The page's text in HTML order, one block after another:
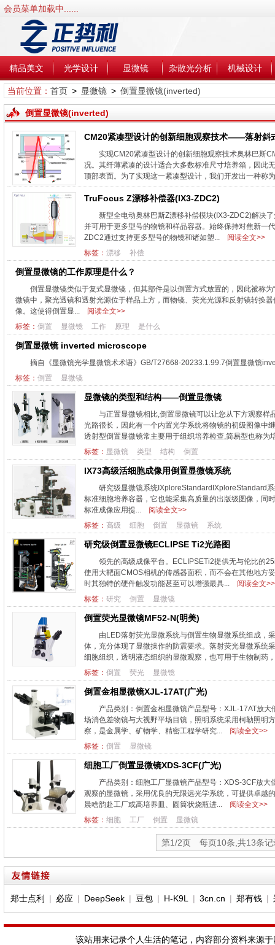
会员菜单加载中......
精品美文 光学设计 显微镜 杂散光分析 机械设计
当前位置： 首页> 显微镜> 倒置显微镜(inverted)
倒置显微镜(inverted)
CM20紧凑型设计的创新细胞观察技术——落射斜
实现CM20紧凑型设计的创新细胞观察技术奥林巴斯
况。其纤薄紧凑的设计适合大多数标准尺寸培养箱，因此
顶部表面。为了实现这一紧凑型设计，我们开发出一种称
TruFocus Z漂移补偿器(IX3-ZDC2)
新型全电动奥林巴斯Z漂移补偿模块(IX3-ZDC2)解决
并可用于更多型号的物镜和样品容器。始终保持对焦新一
ZDC2通过支持更多型号的物镜和诸如塑...
阅读全文>>
标签： 漂移 补偿
倒置显微镜的工作原理是什么？
倒置显微镜类似于复式显微镜，但其部件是以倒置方式放置的，因此被称
微镜中，聚光透镜和透射光源位于样品上方，而物镜、荧光光源和反射镜转换
像。这使得倒置显...
阅读全文>>
标签： 倒置 显微镜 工作 原理 是什么
倒置显微镜 inverted microscope
摘自《显微镜光学显微镜术术语》GB/T27668-20233.1.99.7倒置显微镜
标签： 倒置 显微镜
显微镜的类型和结构——倒置显微镜
与正置显微镜相比,倒置显微镜可以让您从下方观察
光路很长，因此有一个内置光学系统将物镜的初级图像中
透射型倒置显微镜常主要用于组织培养检查,简易型也称为
标签： 显微镜 类型 结构 倒置
IX73高级活细胞成像用倒置显微镜系统
研究级显微镜系统IXploreStandardIXploreStandard
标准细胞培养容器，它也能采集高质量的出版级图像，同
标准成像应用提...
阅读全文>>
标签： 高级 细胞 倒置 显微镜 系统
研究级倒置显微镜ECLIPSE Ti2光路图
领先的高级成像平台。ECLIPSETi2提供无与伦比的
使用大靶面CMOS相机的传感器面积，而不会在其他地方
时其独特的硬件触发功能甚至可以增强最具...
阅读全文>>
标签： 研究 倒置 显微镜
倒置荧光显微镜MF52-N(明美)
由LED落射荧光显微系统与倒置生物显微系统组成，
体，充分体现了显微操作的防震要求。落射荧光显微系统
细胞组织，透明液态组织的显微观察，也可用于生物制药
标签： 倒置 荧光 显微镜
倒置金相显微镜XJL-17AT(广光)
产品类别：倒置金相显微镜产品型号：XJL-17AT放
场消色差物镜与大视野平场目镜，照明系统采用柯勒照明
察，是金属学、矿物学、精密工程学研究...
阅读全文>>
标签： 倒置 显微镜
细胞工厂倒置显微镜XDS-3CF(广光)
产品类别：细胞工厂显微镜产品型号：XDS-3CF放
观察的显微镜，采用优良的无限远光学系统，可提供卓越
晨啥韵赴工厂或高培养皿、圆筒状烧瓶进...
阅读全文>>
标签： 细胞 工厂 倒置 显微镜
第1/2页 每页10条,共13条记
郑士点利 | 必应 | DeepSeek| 豆包| H-K9L | 3cn.cn | 郑有钱|
该站用来记录个人生活的笔记，内容部分资料来源